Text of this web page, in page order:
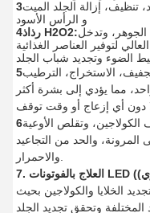
تنظيف، إزالة الجلد الميت
و الرأس الأسود
4رذاذ H2O2:الجوهر، وتدخل
لتوفير العناصر الغذائية
الاستخراج، الترطيب
مما يؤدي إلى بشرة أكثر
الكولاجين، وتقلص الأوعية
المرونة، والحد من التجاعيد
الخلايا والكولاجين بحيث